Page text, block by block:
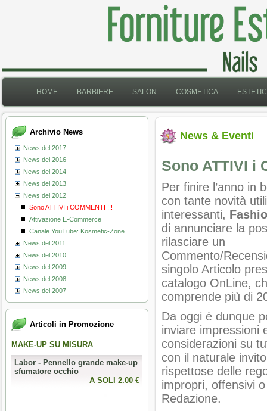
HOME BARBIERE SALON COSMETICA
Archivio News
News del 2017
News del 2016
News del 2014
News del 2013
News del 2012
Sono ATTIVI i COMMENTI !!!
Attivazione E-Commerce
Canale YouTube: Kosmetic-Zone
News del 2011
News del 2010
News del 2009
News del 2008
News del 2007
Articoli in Promozione
MAKE-UP SU MISURA
Labor - Pennello grande make-up
sfumatore occhio
A SOLI 2.00 €
PERFECT NAILS
Mesauda - MNP Crumpled Foil -
Foil metallici per nail art
A SOLI 3.28
News & Eventi
Sono ATTIVI i
Per finire l’anno in
con tante novità
interessanti,
di annunciare la
rilasciare un
Commento/
singolo Articolo
catalogo OnLine,
comprende più di
Da oggi è dunque
inviare impressioni
considerazioni su
con il naturale
rispettose delle
impropri, offensivi
Redazione.